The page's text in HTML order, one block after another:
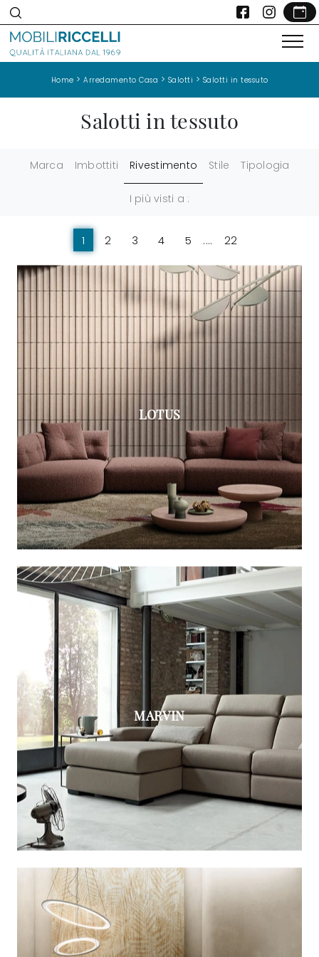
Home > Arredamento Casa > Salotti > Salotti in tessuto
Salotti in tessuto
Marca Imbottiti Rivestimento Stile Tipologia
I più visti a :
1 2 3 4 5 .... 22
LOTUS
MARVIN